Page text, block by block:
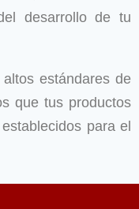
desarrollo de tu
estándares de
que tus productos
para el